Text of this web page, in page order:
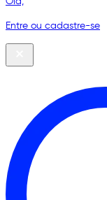
Entre ou cadastre-se